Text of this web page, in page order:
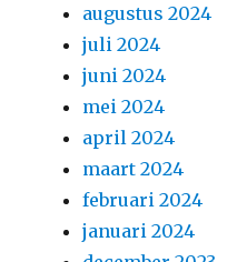
augustus 2024
juli 2024
juni 2024
mei 2024
april 2024
maart 2024
februari 2024
januari 2024